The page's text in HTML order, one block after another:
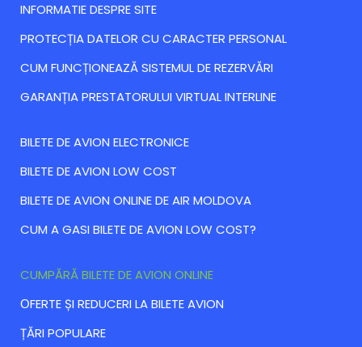
INFORMATIE DESPRE SITE
PROTECȚIA DATELOR CU CARACTER PERSONAL
CUM FUNCȚIONEAZĂ SISTEMUL DE REZERVĂRI
GARANȚIA PRESTATORULUI VIRTUAL INTERLINE
BILETE DE AVION ELECTRONICE
BILETE DE AVION LOW COST
BILETE DE AVION ONLINE DE AIR MOLDOVA
CUM A GASI BILETE DE AVION LOW COST?
CUMPĂRĂ BILETE DE AVION ONLINE
ОFERTE ȘI REDUCERI LA BILETE AVION
ȚĂRI POPULARE